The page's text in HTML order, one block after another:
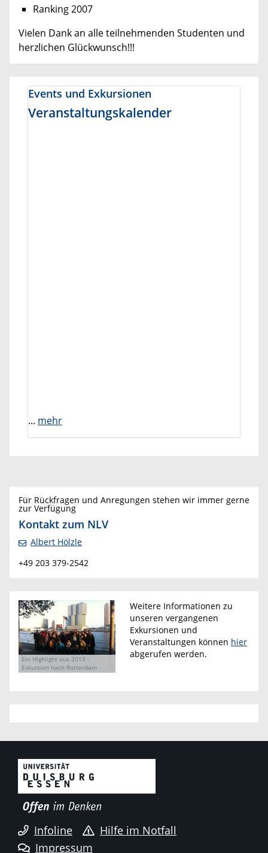
Ranking 2007
Vielen Dank an alle teilnehmenden Studenten und
herzlichen Glückwunsch!!!
Events und Exkursionen
Veranstaltungskalender
... mehr
Für Rückfragen und Anregungen stehen wir immer gerne
zur Verfügung
Kontakt zum NLV
Albert Hölzle
+49 203 379-2542
Ein Highlight aus 2013 -
Exkursion nach Rotterdam
Weitere Informationen zu
unseren vergangenen
Exkursionen und
Veranstaltungen können hier
abgerufen werden.
Infoline
Hilfe im Notfall
Impressum